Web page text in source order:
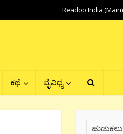
Readoo India (Main)
ಕಥೆ ವೈವಿಧ್ಯ